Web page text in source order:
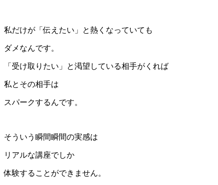
私だけが「伝えたい」と熱くなっていても
ダメなんです。
「受け取りたい」と渇望している相手がくれば
私とその相手は
スパークするんです。
そういう瞬間瞬間の実感は
リアルな講座でしか
体験することができません。